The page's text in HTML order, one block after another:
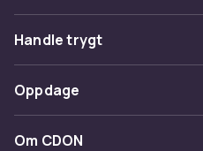
Vanlige spørsmål
Spor pakke
Angre & returner her
Kontakt oss
Handle trygt
Betaling
Levering
Oppdage
Kategorier
Om CDON